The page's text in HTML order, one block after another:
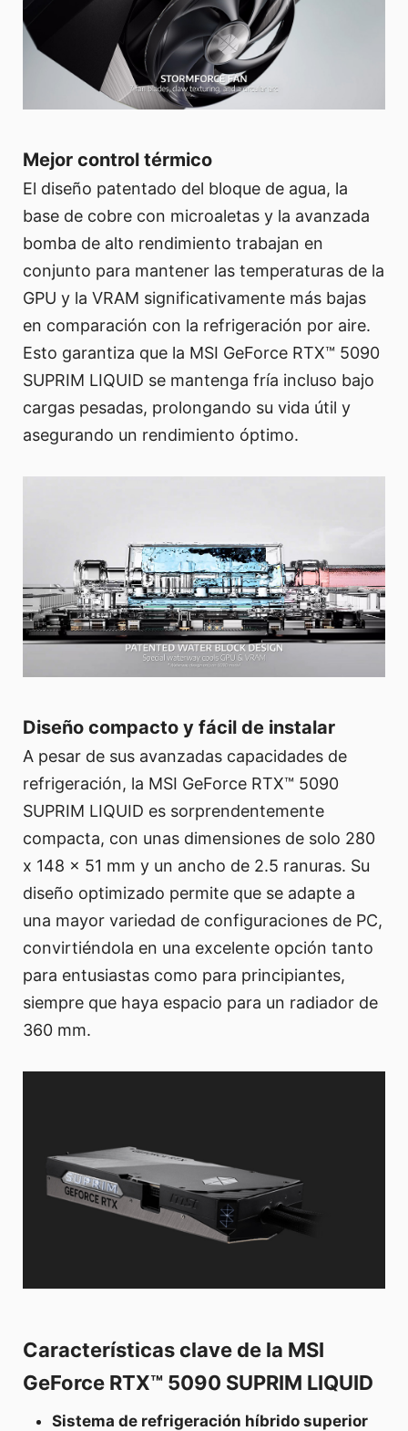
Mejor control térmico
El diseño patentado del bloque de agua, la
base de cobre con microaletas y la avanzada
bomba de alto rendimiento trabajan en
conjunto para mantener las temperaturas de la
GPU y la VRAM significativamente más bajas
en comparación con la refrigeración por aire.
Esto garantiza que la MSI GeForce RTX™ 5090
SUPRIM LIQUID se mantenga fría incluso bajo
cargas pesadas, prolongando su vida útil y
asegurando un rendimiento óptimo.
Diseño compacto y fácil de instalar
A pesar de sus avanzadas capacidades de
refrigeración, la MSI GeForce RTX™ 5090
SUPRIM LIQUID es sorprendentemente
compacta, con unas dimensiones de solo 280
x 148 x 51 mm y un ancho de 2.5 ranuras. Su
diseño optimizado permite que se adapte a
una mayor variedad de configuraciones de PC,
convirtiéndola en una excelente opción tanto
para entusiastas como para principiantes,
siempre que haya espacio para un radiador de
360 mm.
Características clave de la MSI
GeForce RTX™ 5090 SUPRIM LIQUID
Sistema de refrigeración híbrido superior